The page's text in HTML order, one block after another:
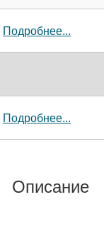
Подробнее...
Подробнее...
Описание